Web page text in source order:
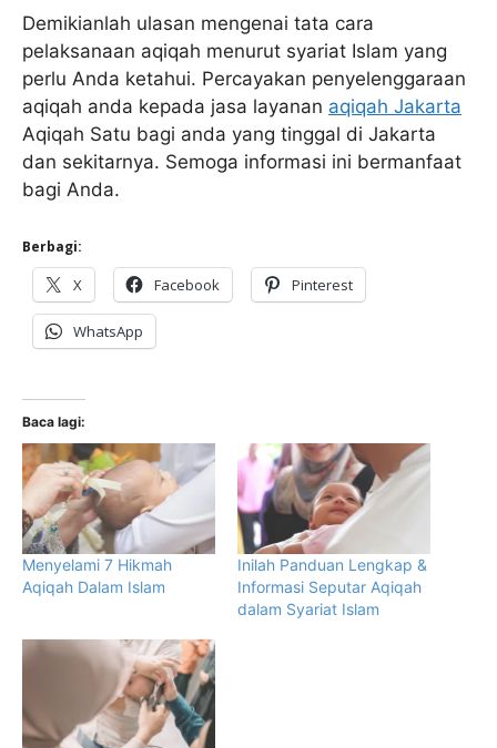
Demikianlah ulasan mengenai tata cara
pelaksanaan aqiqah menurut syariat Islam yang
perlu Anda ketahui. Percayakan penyelenggaraan
aqiqah anda kepada jasa layanan aqiqah Jakarta
Aqiqah Satu bagi anda yang tinggal di Jakarta
dan sekitarnya. Semoga informasi ini bermanfaat
bagi Anda.
Berbagi:
X Facebook Pinterest
WhatsApp
Baca lagi:
Menyelami 7 Hikmah
Aqiqah Dalam Islam
Inilah Panduan Lengkap &
Informasi Seputar Aqiqah
dalam Syariat Islam